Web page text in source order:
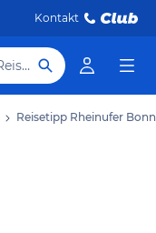
Kontakt
Hotel, Reiseziel
Reisetipp Rheinufer Bonn